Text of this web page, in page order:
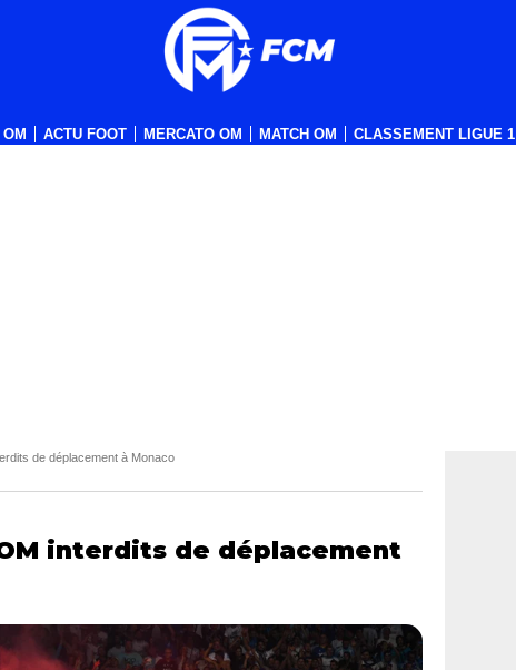
ACTU FOOT MERCATO OM MATCH OM CLASSEMENT LIGUE 1
de déplacement à Monaco
interdits de déplacement